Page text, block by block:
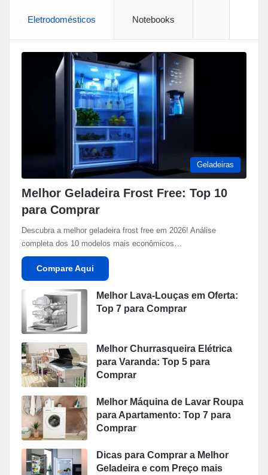
Eletrodomésticos Notebooks
Geladeiras
Melhor Geladeira Frost Free: Top 10
para Comprar
Descubra a melhor geladeira frost free em 2026! Análise
completa dos 10 modelos mais econômicos…
Compare Aqui
Melhor Lava-Louças em Oferta:
Top 7 para Comprar
Melhor Churrasqueira Elétrica
para Varanda: Top 5 para
Comprar
Melhor Máquina de Lavar Roupa
para Apartamento: Top 7 para
Comprar
Dicas para Comprar a Melhor
Geladeira e com Preço mais